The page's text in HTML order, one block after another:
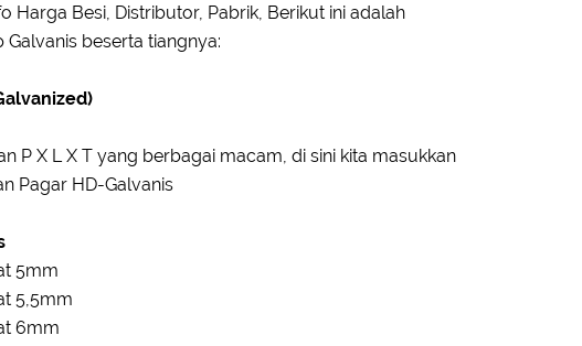
Harga Besi, Distributor, Pabrik, Berikut ini adalah
Galvanis beserta tiangnya:
P X L X T yang berbagai macam, di sini kita masukkan
Pagar HD-Galvanis
5mm
5,5mm
6mm